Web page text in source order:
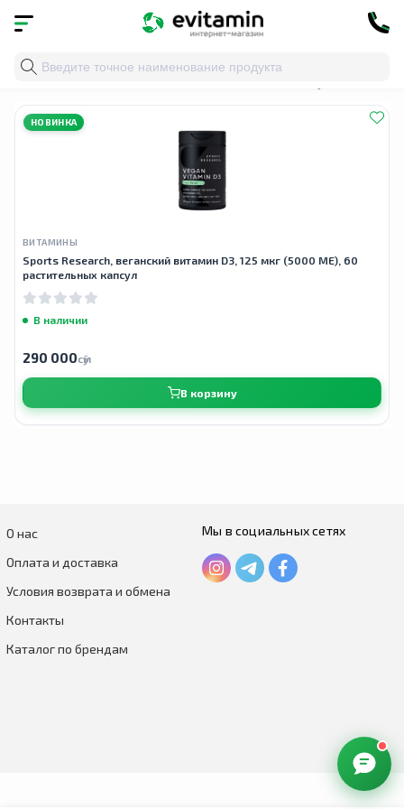
Главная » витамин d в капсулах
НОВИНКА
ВИТАМИНЫ
Sports Research, веганский витамин D3, 125 мкг (5000 МЕ), 60
растительных капсул
В наличии
290 000сӯм
В корзину
О нас
Оплата и доставка
Условия возврата и обмена
Контакты
Каталог по брендам
Мы в социальных сетях